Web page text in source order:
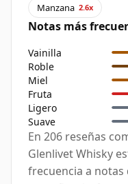
Manzana 2.6x
Notas más
Vainilla
Roble
Miel
Fruta
Ligero
Suave
En 206 reseñas
Glenlivet Whisky
frecuencia a notas